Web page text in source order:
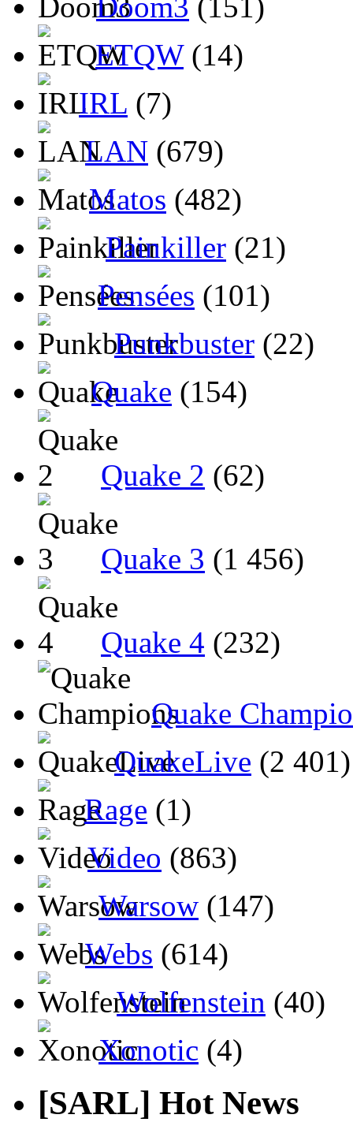
ETQW(14)
IRL (7)
LAN (679)
Matos (482)
Painkiller (21)
Pensées (101)
Punkbuster (22)
Quake (154)
Quake 2 (62)
Quake 3 (1 456)
Quake 4 (232)
Quake
QuakeLive (2 401)
Rage (1)
Video (863)
Warsow (147)
Webs (614)
Wolfenstein (40)
Xonotic (4)
[SARL] Hot News